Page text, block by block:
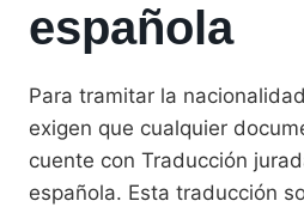
española
Para tramitar la
exigen que cualquier
cuente con Traducción
española. Esta traducción